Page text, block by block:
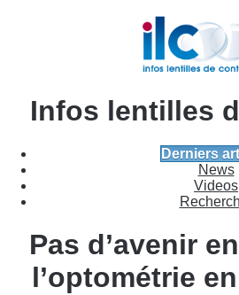
Infos lentilles
Derniers
News
Videos
Pas d’avenir
l’optométrie